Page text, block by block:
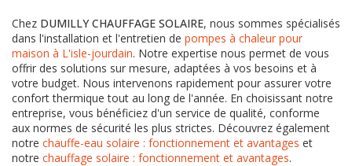
Chez DUMILLY CHAUFFAGE SOLAIRE, nous sommes spécialisés
dans l'installation et l'entretien de pompes à chaleur pour
maison à L'isle-jourdain. Notre expertise nous permet de vous
offrir des solutions sur mesure, adaptées à vos besoins et à
votre budget. Nous intervenons rapidement pour assurer votre
confort thermique tout au long de l'année. En choisissant notre
entreprise, vous bénéficiez d'un service de qualité, conforme
aux normes de sécurité les plus strictes. Découvrez également
notre chauffe-eau solaire : fonctionnement et avantages et
notre chauffage solaire : fonctionnement et avantages.